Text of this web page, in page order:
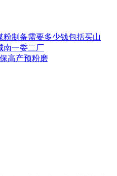
制备需要多少钱包括买山
南一委二厂
高产预粉磨